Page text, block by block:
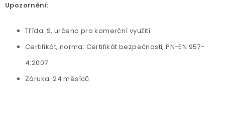
Upozornění:
Třída: S, určeno pro komerční využití
Certifikát, norma: Certifikát bezpečnosti, PN-EN 957-
4:2007
Záruka: 24 měsíců